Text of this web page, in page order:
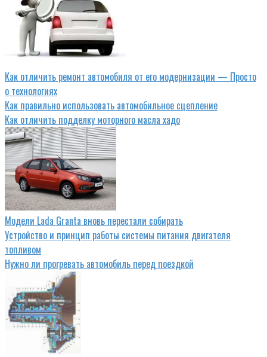
Как отличить ремонт автомобиля от его модернизации — Просто
о технологиях
Как правильно использовать автомобильное сцепление
Как отличить подделку моторного масла хадо
Модели Lada Granta вновь перестали собирать
Устройство и принцип работы системы питания двигателя
топливом
Нужно ли прогревать автомобиль перед поездкой